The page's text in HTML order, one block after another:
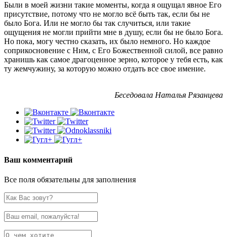
Были в моей жизни такие моменты, когда я ощущал явное Его
присутствие, потому что не могло всё быть так, если бы не
было Бога. Или не могло бы так случиться, или такие
ощущения не могли прийти мне в душу, если бы не было Бога.
Но пока, могу честно сказать, их было немного. Но каждое
соприкосновение с Ним, с Его Божественной силой, все равно
хранишь как самое драгоценное зерно, которое у тебя есть, как
ту жемчужину, за которую можно отдать все свое имение.
Беседовала Наталья Рязанцева
Ваш комментарий
Все поля обязательны для заполнения